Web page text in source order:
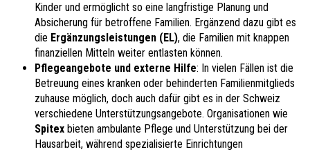
Kinder und ermöglicht so eine langfristige Planung und
Absicherung für betroffene Familien. Ergänzend dazu gibt es
die Ergänzungsleistungen (EL), die Familien mit knappen
finanziellen Mitteln weiter entlasten können.
Pflegeangebote und externe Hilfe: In vielen Fällen ist die
Betreuung eines kranken oder behinderten Familienmitglieds
zuhause möglich, doch auch dafür gibt es in der Schweiz
verschiedene Unterstützungsangebote. Organisationen wie
Spitex bieten ambulante Pflege und Unterstützung bei der
Hausarbeit, während spezialisierte Einrichtungen